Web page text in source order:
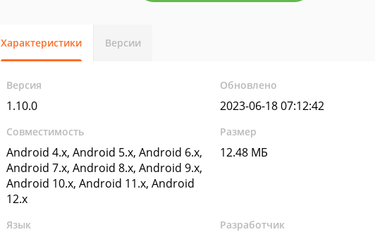
Характеристики Версии
Версия
1.10.0
Обновлено
2023-06-18 07:12:42
Совместимость
Android 4.x, Android 5.x, Android 6.x,
Android 7.x, Android 8.x, Android 9.x,
Android 10.x, Android 11.x, Android
12.x
Размер
12.48 МБ
Язык Разработчик